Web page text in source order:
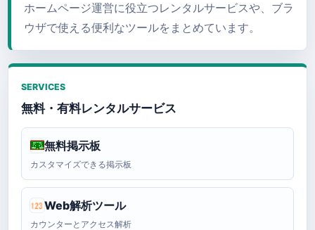
ホームページ運営に役立つレンタルサービスや、ブラ
ウザで使える便利なツールをまとめています。
SERVICES
無料・有料レンタルサービス
無料掲示板
カスタマイズできる掲示板
Web解析ツール
カウンターとアクセス解析